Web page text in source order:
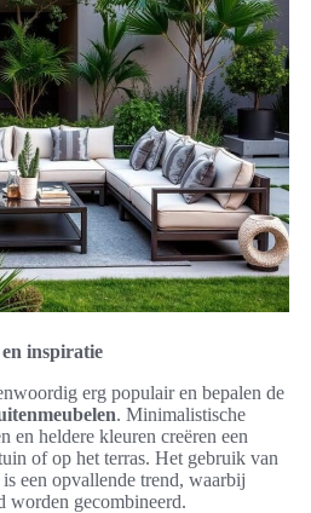
inspiratie
erg populair en bepalen de
. Minimalistische
en heldere kleuren creëren een
of op het terras. Het gebruik van
is een opvallende trend, waarbij
worden gecombineerd.